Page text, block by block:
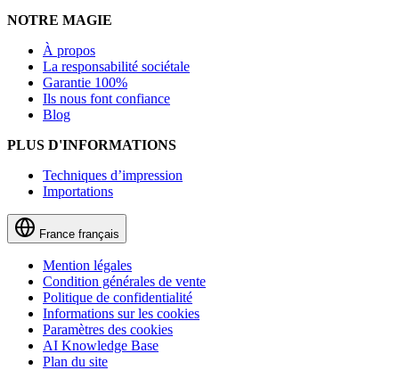
NOTRE MAGIE
À propos
La responsabilité sociétale
Garantie 100%
Ils nous font confiance
Blog
PLUS D'INFORMATIONS
Techniques d’impression
Importations
France français
Mention légales
Condition générales de vente
Politique de confidentialité
Informations sur les cookies
Paramètres des cookies
AI Knowledge Base
Plan du site